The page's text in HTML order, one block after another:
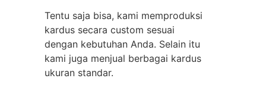
Tentu saja bisa, kami memproduksi
kardus secara custom sesuai
dengan kebutuhan Anda. Selain itu
kami juga menjual berbagai kardus
ukuran standar.